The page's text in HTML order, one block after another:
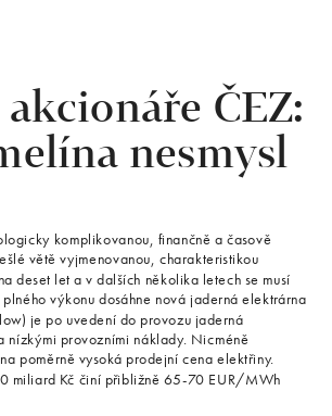
ČEZ:
nesmysl
komplikovanou, finančně a časově
větě vyjmenovanou, charakteristikou
deset let a v dalších několika letech se musí
výkonu dosáhne nová jaderná elektrárna
je po uvedení do provozu jaderná
nízkými provozními náklady. Nicméně
poměrně vysoká prodejní cena elektřiny.
miliard Kč činí přibližně 65-70 EUR/MWh